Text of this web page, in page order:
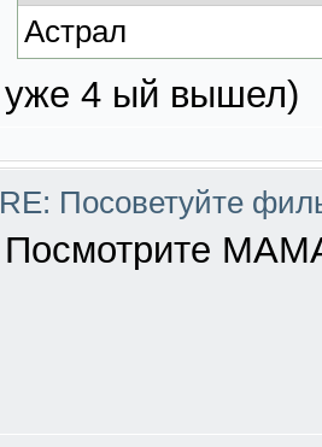
Астрал
уже 4 ый вышел)
RE: Посоветуйте
Посмотрите